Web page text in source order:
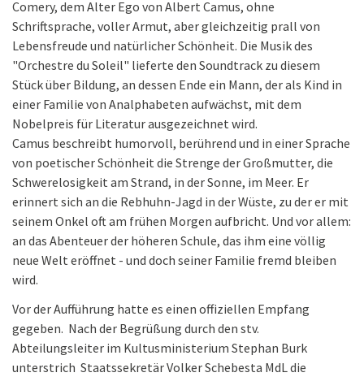
Comery, dem Alter Ego von Albert Camus, ohne
Schriftsprache, voller Armut, aber gleichzeitig prall von
Lebensfreude und natürlicher Schönheit. Die Musik des
"Orchestre du Soleil" lieferte den Soundtrack zu diesem
Stück über Bildung, an dessen Ende ein Mann, der als Kind in
einer Familie von Analphabeten aufwächst, mit dem
Nobelpreis für Literatur ausgezeichnet wird.
Camus beschreibt humorvoll, berührend und in einer Sprache
von poetischer Schönheit die Strenge der Großmutter, die
Schwerelosigkeit am Strand, in der Sonne, im Meer. Er
erinnert sich an die Rebhuhn-Jagd in der Wüste, zu der er mit
seinem Onkel oft am frühen Morgen aufbricht. Und vor allem:
an das Abenteuer der höheren Schule, das ihm eine völlig
neue Welt eröffnet - und doch seiner Familie fremd bleiben
wird.
Vor der Aufführung hatte es einen offiziellen Empfang
gegeben. Nach der Begrüßung durch den stv.
Abteilungsleiter im Kultusministerium Stephan Burk
unterstrich Staatssekretär Volker Schebesta MdL die